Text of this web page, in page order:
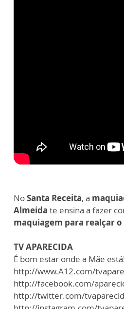
NoSanta Receita, a
Almeida te ensina a fazer
maquiagem para realçar
TV APARECIDA
É bom estar onde a Mãe
http://www.A12.com/
http://facebook.com/
http://twitter.com/